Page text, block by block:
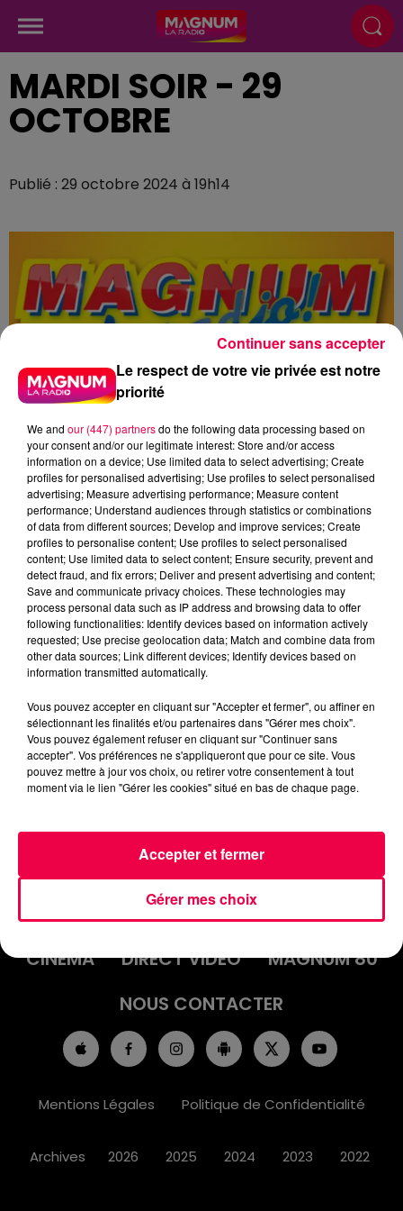
MARDI SOIR - 29
OCTOBRE
Publié : 29 octobre 2024 à 19h14
Flash infos
Crédit :Flash infos
INFOS
AGENDA
JEUX
PODCASTS
CINÉMA
DIRECT VIDÉO
MAGNUM 80
NOUS CONTACTER
Mentions Légales Politique de Confidentialité
Archives 2026 2025 2024 2023 2022
Le respect de votre vie privée est notre
priorité
We and our (447) partnersdo the following data processing based on
your consent and/or our legitimate interest: Store and/or access
information on a device; Use limited data to select advertising; Create
profiles for personalised advertising; Use profiles to select personalised
advertising; Measure advertising performance; Measure content
performance; Understand audiences through statistics or combinations
of data from different sources; Develop and improve services; Create
profiles to personalise content; Use profiles to select personalised
content; Use limited data to select content; Ensure security, prevent and
detect fraud, and fix errors; Deliver and present advertising and content;
Save and communicate privacy choices. These technologies may
process personal data such as IP address and browsing data to offer
following functionalities: Identify devices based on information actively
requested; Use precise geolocation data; Match and combine data from
other data sources; Link different devices; Identify devices based on
information transmitted automatically.
Vous pouvez accepter en cliquant sur "Accepter et fermer", ou affiner en
sélectionnant les finalités et/ou partenaires dans "Gérer mes choix".
Vous pouvez également refuser en cliquant sur "Continuer sans
accepter". Vos préférences ne s'appliqueront que pour ce site. Vous
pouvez mettre à jour vos choix, ou retirer votre consentement à tout
moment via le lien "Gérer les cookies" situé en bas de chaque page.
Gérer mes choix
Accepter et fermer
Continuer sans accepter